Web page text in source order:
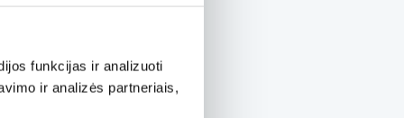
funkcijas ir analizuoti
ir analizės partneriais,